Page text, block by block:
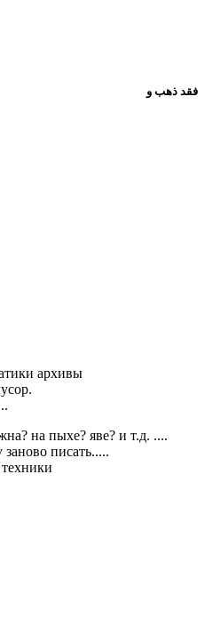
فقد ذهب و
архивы
на пыхе? яве? и т.д. ....
писать.....
техники